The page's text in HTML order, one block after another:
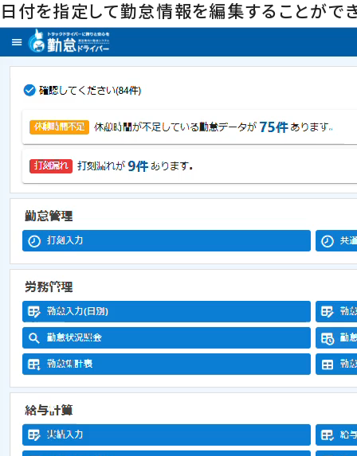
日付を指定して勤怠情報を編集することができ